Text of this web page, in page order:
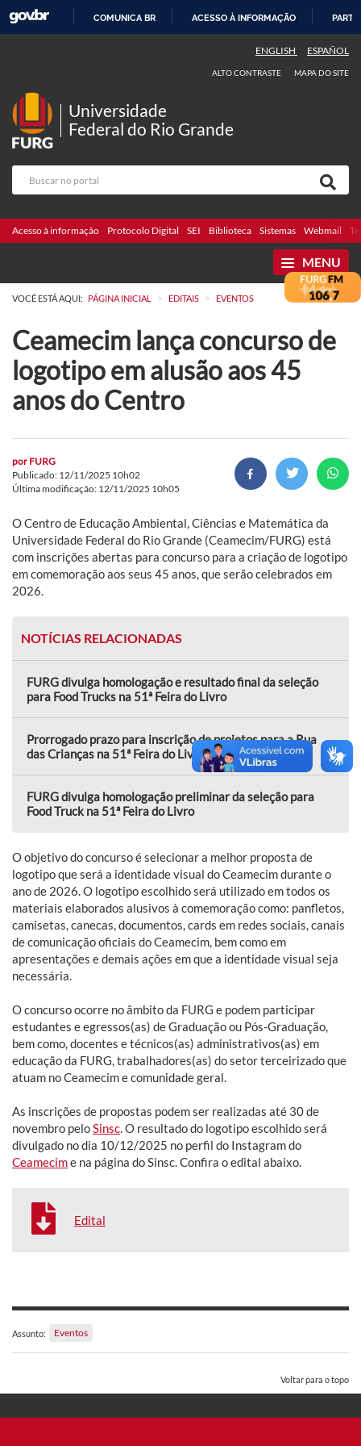
COMUNICA BR ACESSO À INFORMAÇÃO
ENGLISH ESPAÑOL
ALTO CONTRASTE MAPA DO SITE
Universidade
Federal do Rio Grande
Acesso à informação Protocolo Digital SEI Biblioteca Sistemas Webmail
MENU
VOCÊ ESTÁ AQUI: PÁGINA INICIAL > EDITAIS > EVENTOS
Ceamecim lança concurso de
logotipo em alusão aos 45
anos do Centro
por FURG
Publicado: 12/11/2025 10h02
Última modificação: 12/11/2025 10h05
O Centro de Educação Ambiental, Ciências e Matemática da
Universidade Federal do Rio Grande (Ceamecim/FURG) está
com inscrições abertas para concurso para a criação de logotipo
em comemoração aos seus 45 anos, que serão celebrados em
2026.
NOTÍCIAS RELACIONADAS
FURG divulga homologação e resultado final da seleção
para Food Trucks na 51ª Feira do Livro
Prorrogado prazo para inscrição de projetos para a Rua
das Crianças na 51ª Feira do Livro
FURG divulga homologação preliminar da seleção para
Food Truck na 51ª Feira do Livro
O objetivo do concurso é selecionar a melhor proposta de
logotipo que será a identidade visual do Ceamecim durante o
ano de 2026. O logotipo escolhido será utilizado em todos os
materiais elaborados alusivos à comemoração como: panfletos,
camisetas, canecas, documentos, cards em redes sociais, canais
de comunicação oficiais do Ceamecim, bem como em
apresentações e demais ações em que a identidade visual seja
necessária.
O concurso ocorre no âmbito da FURG e podem participar
estudantes e egressos(as) de Graduação ou Pós-Graduação,
bem como, docentes e técnicos(as) administrativos(as) em
educação da FURG, trabalhadores(as) do setor terceirizado que
atuam no Ceamecim e comunidade geral.
As inscrições de propostas podem ser realizadas até 30 de
novembro pelo Sinsc . O resultado do logotipo escolhido será
divulgado no dia 10/12/2025 no perfil do Instagram do
Ceamecime na página do Sinsc. Confira o edital abaixo.
Edital
Assunto: Eventos
Voltar para o topo